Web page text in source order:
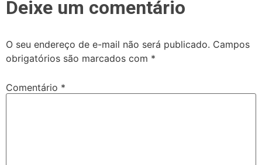
Deixe um comentário
O seu endereço de e-mail não será publicado. Campos
obrigatórios são marcados com *
Comentário *